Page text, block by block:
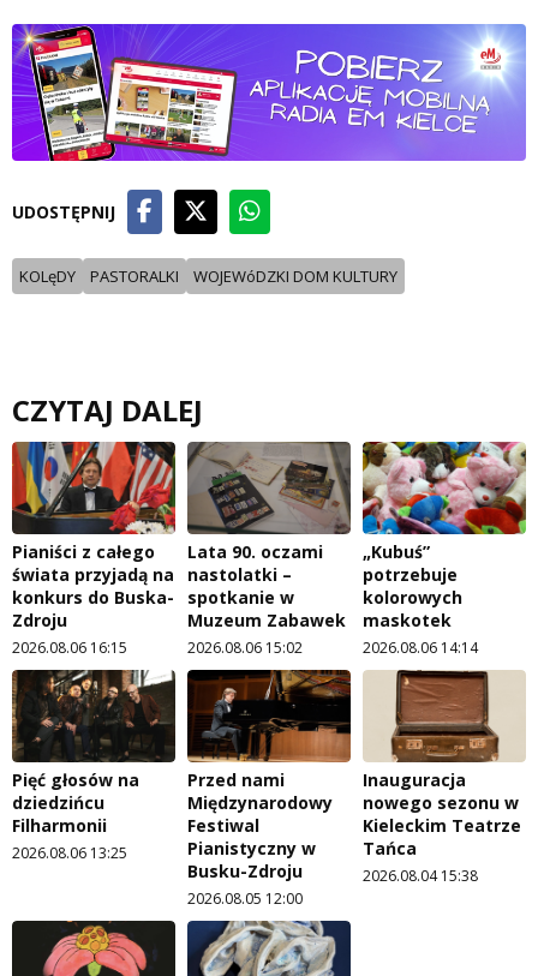
UDOSTĘPNIJ
KOLęDY PASTORALKI WOJEWóDZKI DOM KULTURY
CZYTAJ DALEJ
Pianiści z całego
świata przyjadą na
konkurs do Buska-
Zdroju
2026.08.06 16:15
Lata 90. oczami
nastolatki –
spotkanie w
Muzeum Zabawek
2026.08.06 15:02
„Kubuś”
potrzebuje
kolorowych
maskotek
2026.08.06 14:14
Pięć głosów na
dziedzińcu
Filharmonii
2026.08.06 13:25
Przed nami
Międzynarodowy
Festiwal
Pianistyczny w
Busku-Zdroju
2026.08.05 12:00
Inauguracja
nowego sezonu w
Kieleckim Teatrze
Tańca
2026.08.04 15:38